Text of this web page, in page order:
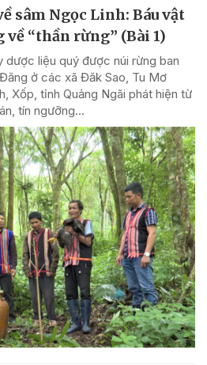
sâm Ngọc Linh: Báu vật
“thần rừng” (Bài 1)
dược liệu quý được núi rừng ban
ở các xã Đăk Sao, Tu Mơ
Xốp, tỉnh Quảng Ngãi phát hiện từ
tín ngưỡng...